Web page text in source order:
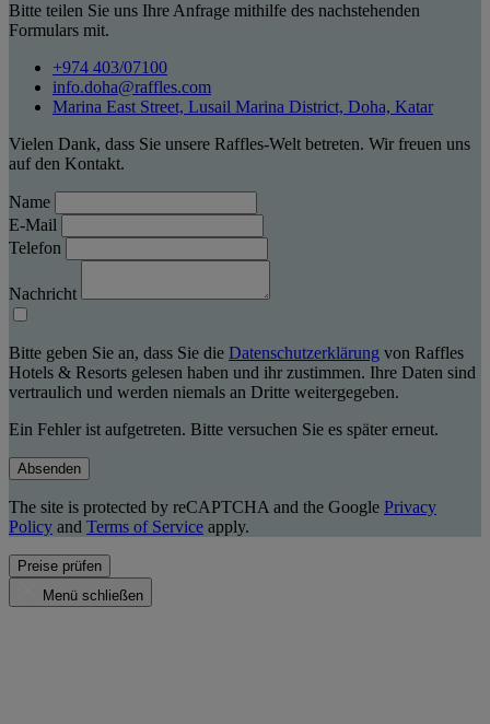
Bitte teilen Sie uns Ihre Anfrage mithilfe des nachstehenden
Formulars mit.
+974 403/07100
info.doha@raffles.com
Marina East Street, Lusail Marina District, Doha, Katar
Vielen Dank, dass Sie unsere Raffles-Welt betreten. Wir freuen uns
auf den Kontakt.
Name
E-Mail
Telefon
Nachricht
Bitte geben Sie an, dass Sie die Datenschutzerklärung von Raffles
Hotels & Resorts gelesen haben und ihr zustimmen. Ihre Daten sind
vertraulich und werden niemals an Dritte weitergegeben.
Ein Fehler ist aufgetreten. Bitte versuchen Sie es später erneut.
Absenden
The site is protected by reCAPTCHA and the Google Privacy
Policy and Terms of Service apply.
Preise prüfen
Menü schließen